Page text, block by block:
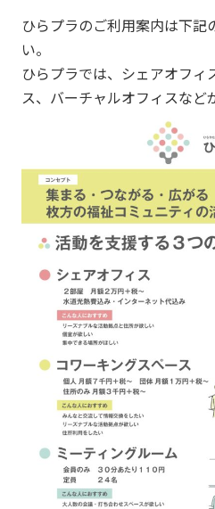
ひらプラのご利用案内は下記
い。
ひらプラでは、シェアオフィ
ス、バーチャルオフィスなど